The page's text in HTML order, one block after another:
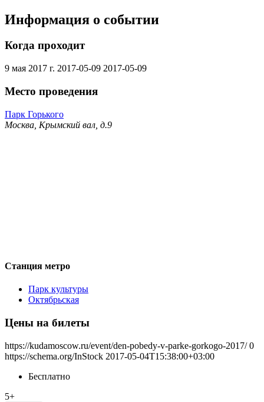
Информация о событии
Когда проходит
9 мая 2017 г. 2017-05-09 2017-05-09
Место проведения
Парк Горького
Москва, Крымский вал, д.9
Станция метро
Парк культуры
Октябрьская
Цены на билеты
https://kudamoscow.ru/event/den-pobedy-v-parke-gorkogo-2017/ 0
https://schema.org/InStock 2017-05-04T15:38:00+03:00
Бесплатно
5+